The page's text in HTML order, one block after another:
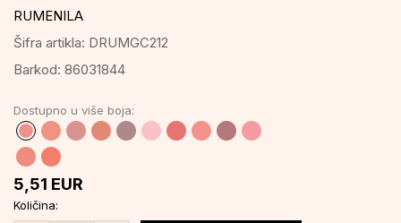
RUMENILA
Šifra artikla: DRUMGC212
Barkod: 86031844
5,51 EUR
Dostupno u više boja:
Količina: